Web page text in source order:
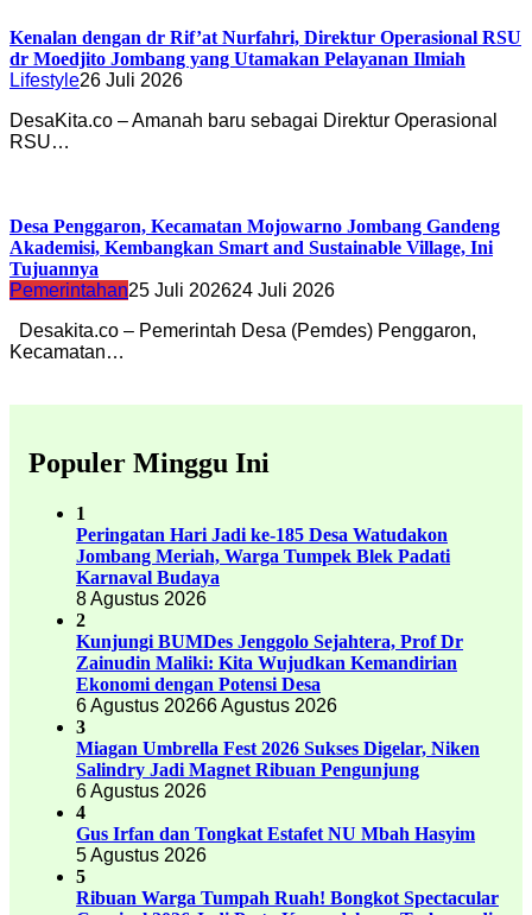
Kenalan dengan dr Rif’at Nurfahri, Direktur Operasional RSU
dr Moedjito Jombang yang Utamakan Pelayanan Ilmiah
Lifestyle26 Juli 2026
DesaKita.co – Amanah baru sebagai Direktur Operasional
RSU…
Desa Penggaron, Kecamatan Mojowarno Jombang Gandeng
Akademisi, Kembangkan Smart and Sustainable Village, Ini
Tujuannya
Pemerintahan25 Juli 202624 Juli 2026
Desakita.co – Pemerintah Desa (Pemdes) Penggaron,
Kecamatan…
Populer Minggu Ini
1
Peringatan Hari Jadi ke-185 Desa Watudakon
Jombang Meriah, Warga Tumpek Blek Padati
Karnaval Budaya
8 Agustus 2026
2
Kunjungi BUMDes Jenggolo Sejahtera, Prof Dr
Zainudin Maliki: Kita Wujudkan Kemandirian
Ekonomi dengan Potensi Desa
6 Agustus 20266 Agustus 2026
3
Miagan Umbrella Fest 2026 Sukses Digelar, Niken
Salindry Jadi Magnet Ribuan Pengunjung
6 Agustus 2026
4
Gus Irfan dan Tongkat Estafet NU Mbah Hasyim
5 Agustus 2026
5
Ribuan Warga Tumpah Ruah! Bongkot Spectacular